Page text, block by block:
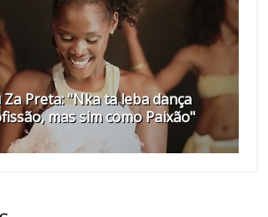
Preta: "Nka ta leba dança
mas sim como Paixão"